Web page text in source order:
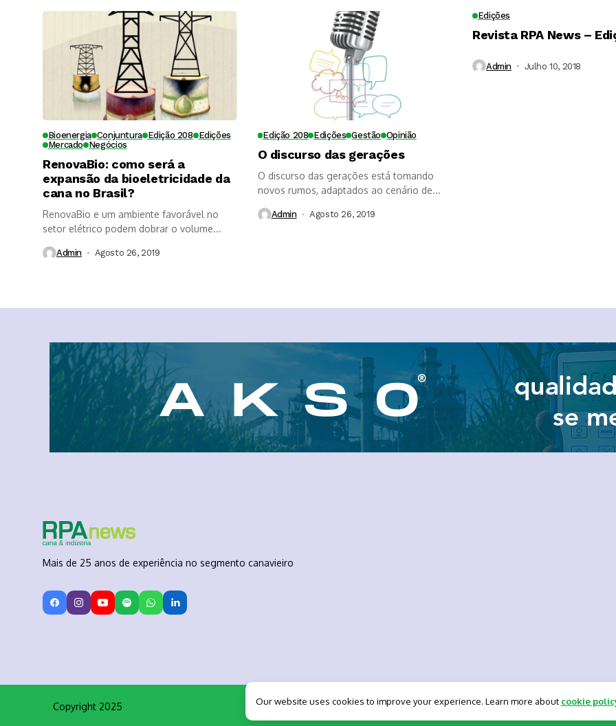
Bioenergia Conjuntura Edição 208 Edições
Mercado Negócios
RenovaBio: como será a
expansão da bioeletricidade da
cana no Brasil?
RenovaBio e um ambiente favorável no
setor elétrico podem dobrar o volume...
Admin Agosto 26, 2019
Edição 208 Edições Gestão Opinião
O discurso das gerações
O discurso das gerações está tomando
novos rumos, adaptados ao cenário de...
Admin Agosto 26, 2019
Edições
Revista RPA News –
Admin Julho 10, 2018
Mais de 25 anos de experiência no segmento canavieiro
Copyright 2025 Our website uses cookies to improve your experience. Learn more about cookie